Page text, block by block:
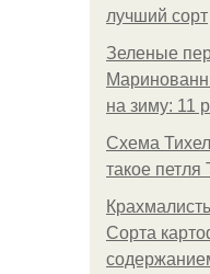
лучший сорт
Зеленые
на зиму: 11
Схема
такое петля
Сорта